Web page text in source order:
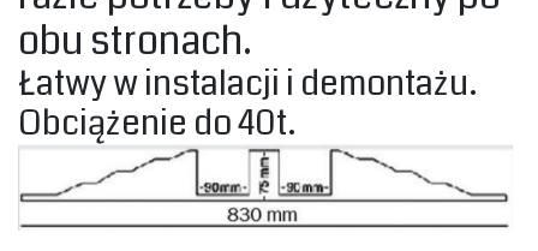
obu stronach.‎
‎Łatwy w instalacji i demontażu.
Obciążenie do 40t.‎